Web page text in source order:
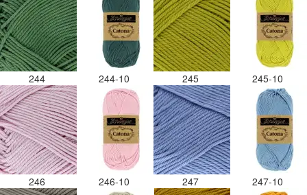
244 244-10 245 245-10
246 246-10 247 247-10